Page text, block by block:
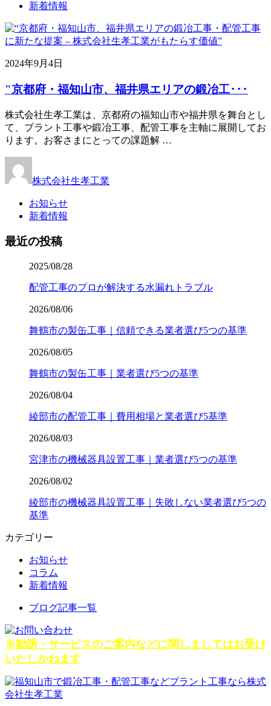
新着情報
2024年9月4日
"京都府・福知山市、福井県エリアの鍛冶工･･･
株式会社生孝工業は、京都府の福知山市や福井県を舞台とし
て、プラント工事や鍛冶工事、配管工事を主軸に展開してお
ります。お客さまにとっての課題解 …
株式会社生孝工業
お知らせ
新着情報
最近の投稿
2025/08/28
配管工事のプロが解決する水漏れトラブル
2026/08/06
舞鶴市の製缶工事｜信頼できる業者選び5つの基準
2026/08/05
舞鶴市の製缶工事｜業者選び5つの基準
2026/08/04
綾部市の配管工事｜費用相場と業者選び5基準
2026/08/03
宮津市の機械器具設置工事｜業者選び5つの基準
2026/08/02
綾部市の機械器具設置工事｜失敗しない業者選び5つの
基準
カテゴリー
お知らせ
コラム
新着情報
ブログ記事一覧
※勧誘・サービスのご案内などに関しましてはお受け
いたしかねます